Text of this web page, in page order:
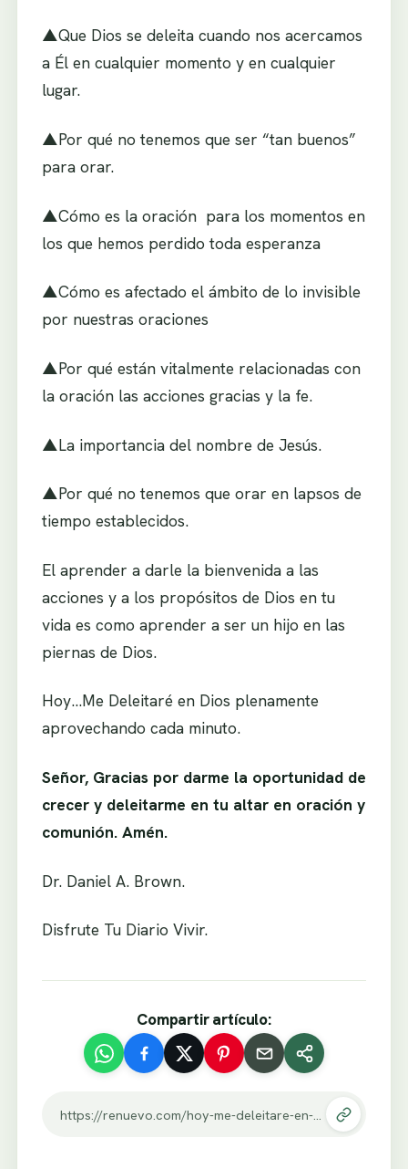
▲Que Dios se deleita cuando nos acercamos
a Él en cualquier momento y en cualquier
lugar.
▲Por qué no tenemos que ser “tan buenos”
para orar.
▲Cómo es la oración para los momentos en
los que hemos perdido toda esperanza
▲Cómo es afectado el ámbito de lo invisible
por nuestras oraciones
▲Por qué están vitalmente relacionadas con
la oración las acciones gracias y la fe.
▲La importancia del nombre de Jesús.
▲Por qué no tenemos que orar en lapsos de
tiempo establecidos.
El aprender a darle la bienvenida a las
acciones y a los propósitos de Dios en tu
vida es como aprender a ser un hijo en las
piernas de Dios.
Hoy…Me Deleitaré en Dios plenamente
aprovechando cada minuto.
Señor, Gracias por darme la oportunidad de
crecer y deleitarme en tu altar en oración y
comunión. Amén.
Dr. Daniel A. Brown.
Disfrute Tu Diario Vivir.
Compartir artículo:
https://renuevo.com/hoy-me-deleitare-en-su-presencia.html